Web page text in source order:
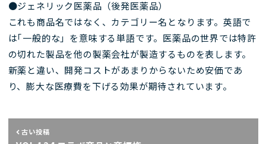
●ジェネリック医薬品（後発医薬品）
これも商品名ではなく、カテゴリー名となります。英語で
は｢一般的な」を意味する単語です。医薬品の世界では特許
の切れた製品を他の製薬会社が製造するものを表します。
新薬と違い、開発コストがあまりからないため安価であ
り、膨大な医療費を下げる効果が期待されています。
古い投稿